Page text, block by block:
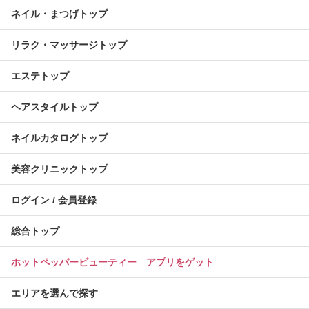
ネイル・まつげトップ
リラク・マッサージトップ
エステトップ
ヘアスタイルトップ
ネイルカタログトップ
美容クリニックトップ
ログイン / 会員登録
総合トップ
ホットペッパービューティー アプリをゲット
エリアを選んで探す